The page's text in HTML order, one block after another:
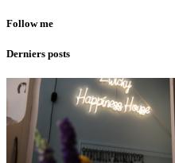
Follow me
Derniers posts